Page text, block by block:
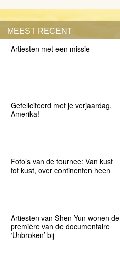
MEEST RECENT
Artiesten met een missie
Gefeliciteerd met je verjaardag,
Amerika!
Foto’s van de tournee: Van kust
tot kust, over continenten heen
Artiesten van Shen Yun wonen de
première van de documentaire
‘Unbroken’ bij